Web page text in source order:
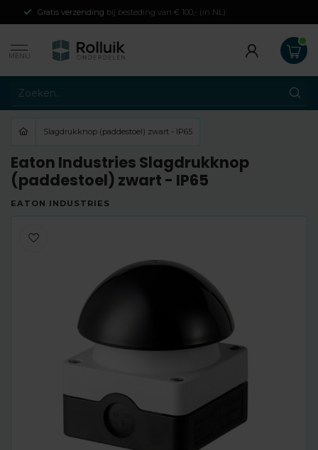
Gratis verzending bij besteding van € 100,- (in NL)
MENU
Slagdrukknop (paddestoel) zwart - IP65
Eaton Industries Slagdrukknop
(paddestoel) zwart - IP65
EATON INDUSTRIES